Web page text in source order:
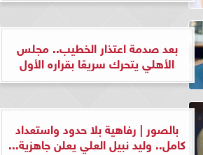
بعد صدمة اعتذار الخطيب.. مجلس
الأهلي يتحرك سريعًا بقراره الأول
بالصور | رفاهية بلا حدود واستعداد
كامل.. وليد نبيل العلي يعلن جاهزية...